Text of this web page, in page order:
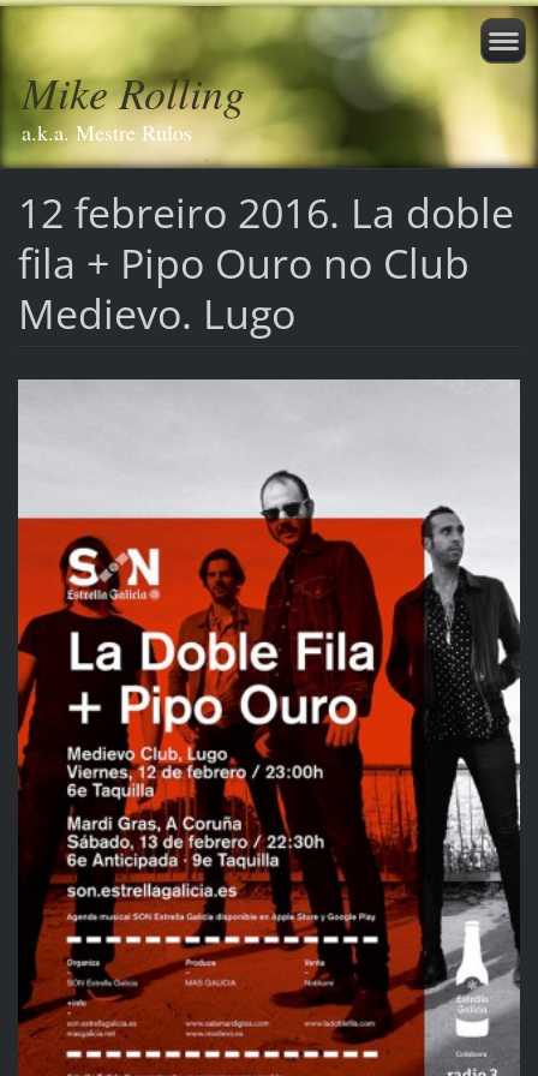
Mike Rolling
a.k.a. Mestre Rulos
12 febreiro 2016. La doble
fila + Pipo Ouro no Club
Medievo. Lugo